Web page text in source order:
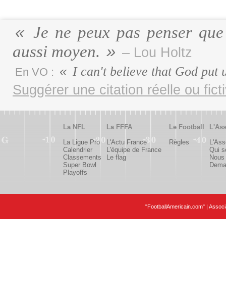
Je ne peux pas penser
aussi moyen.
– Lou Holtz
En VO : I can't believe that God put
Suggérer une citation réelle ou
La NFL
La Ligue Pro
Calendrier
Classements
Super Bowl
Playoffs
La FFFA
L'Actu France
L'équipe de France
Le flag
Le Football
Règles
Qui
"FootballAmericain.com" |